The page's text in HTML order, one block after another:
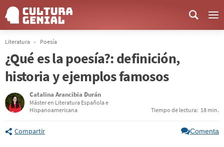
Literatura Poesía
¿Qué es la poesía?: definición,
historia y ejemplos famosos
Catalina Arancibia Durán
Máster en Literatura Española e
Hispanoamericana
Tiempo de lectura: 18 min.
Compartir Comenta